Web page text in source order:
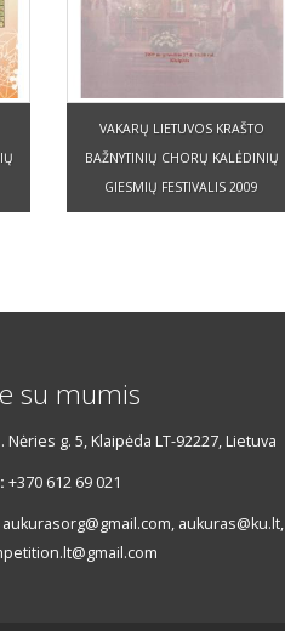
VAKARŲ LIETUVOS KRAŠTO
BAŽNYTINIŲ CHORŲ KALĖDINIŲ
GIESMIŲ FESTIVALIS 2009
su mumis
Nėries g. 5, Klaipėda LT-92227, Lietuva
+370 612 69 021
aukurasorg@gmail.com, aukuras@ku.lt,